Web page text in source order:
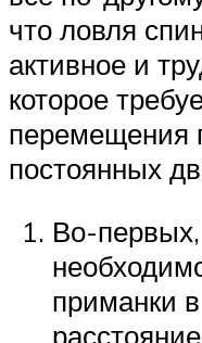
что ловля
активное и
которое
перемещения
постоянных
Во-
приманки